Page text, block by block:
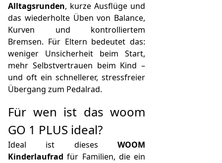
Alltagsrunden, kurze Ausflüge und
das wiederholte Üben von Balance,
Kurven und kontrolliertem
Bremsen. Für Eltern bedeutet das:
weniger Unsicherheit beim Start,
mehr Selbstvertrauen beim Kind –
und oft ein schnellerer, stressfreier
Übergang zum Pedalrad.
Für wen ist das woom
GO 1 PLUS ideal?
Ideal ist diesesWOOM
Kinderlaufrad für Familien, die ein